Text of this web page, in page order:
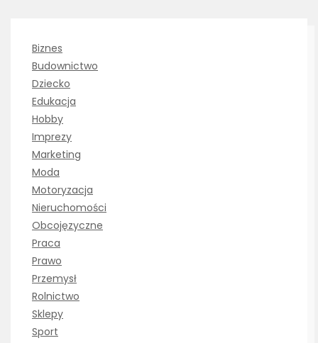
Biznes
Budownictwo
Dziecko
Edukacja
Hobby
Imprezy
Marketing
Moda
Motoryzacja
Nieruchomości
Obcojęzyczne
Praca
Prawo
Przemysł
Rolnictwo
Sklepy
Sport